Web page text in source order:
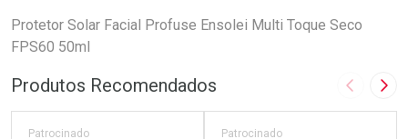
Protetor Solar Facial Profuse Ensolei Multi Toque Seco
FPS60 50ml
Produtos Recomendados Imagem
Patrocinado Patrocinado